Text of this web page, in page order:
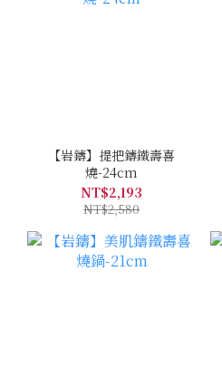
【岩鑄】提把鑄鐵壽喜
燒-24cm
NT$2,193
NT$2,580